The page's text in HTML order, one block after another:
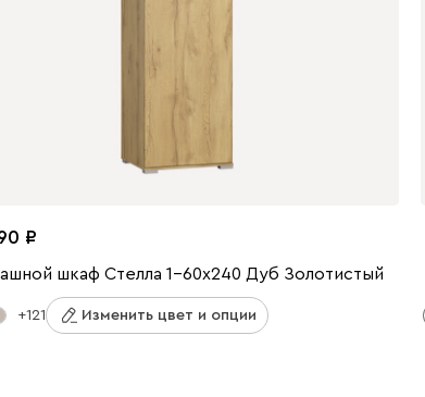
шкаф Стелла 1-60x240 Дуб Золотистый
+121 Изменить цвет и опции